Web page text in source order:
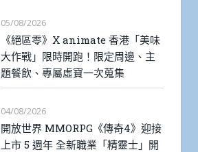
05/08/2026
《絕區零》X animate 香港「美味
大作戰」限時開跑！限定周邊、主
題餐飲、專屬虛寶一次蒐集
04/08/2026
開放世界 MMORPG《傳奇4》迎接
上市 5 週年 全新職業「精靈士」開